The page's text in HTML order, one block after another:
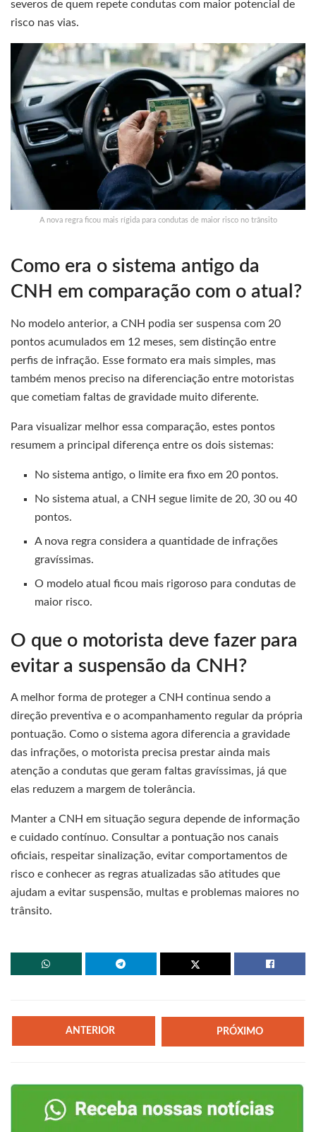
severos de quem repete condutas com maior potencial de
risco nas vias.
A nova regra ficou mais rígida para condutas de maior risco no trânsito
Como era o sistema antigo da
CNH em comparação com o atual?
No modelo anterior, a CNH podia ser suspensa com 20
pontos acumulados em 12 meses, sem distinção entre
perfis de infração. Esse formato era mais simples, mas
também menos preciso na diferenciação entre motoristas
que cometiam faltas de gravidade muito diferente.
Para visualizar melhor essa comparação, estes pontos
resumem a principal diferença entre os dois sistemas:
No sistema antigo, o limite era fixo em 20 pontos.
No sistema atual, a CNH segue limite de 20, 30 ou 40
pontos.
A nova regra considera a quantidade de infrações
gravíssimas.
O modelo atual ficou mais rigoroso para condutas de
maior risco.
O que o motorista deve fazer para
evitar a suspensão da CNH?
A melhor forma de proteger a CNH continua sendo a
direção preventiva e o acompanhamento regular da própria
pontuação. Como o sistema agora diferencia a gravidade
das infrações, o motorista precisa prestar ainda mais
atenção a condutas que geram faltas gravíssimas, já que
elas reduzem a margem de tolerância.
Manter a CNH em situação segura depende de informação
e cuidado contínuo. Consultar a pontuação nos canais
oficiais, respeitar sinalização, evitar comportamentos de
risco e conhecer as regras atualizadas são atitudes que
ajudam a evitar suspensão, multas e problemas maiores no
trânsito.
ANTERIOR PRÓXIMO